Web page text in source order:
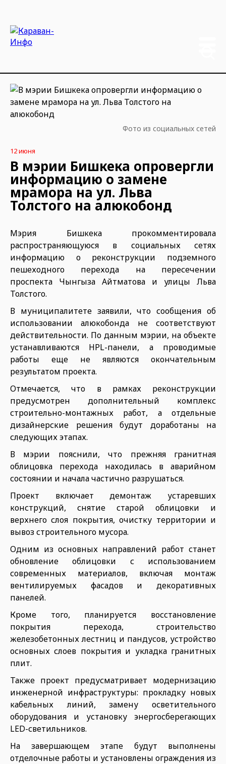
Фото из социальных сетей
12 июня
В мэрии Бишкека опровергли
информацию о замене
мрамора на ул. Льва
Толстого на алюкобонд
Мэрия Бишкека прокомментировала
распространяющуюся в социальных сетях
информацию о реконструкции подземного
пешеходного перехода на пересечении
проспекта Чынгыза Айтматова и улицы Льва
Толстого.
В муниципалитете заявили, что сообщения об
использовании алюкобонда не соответствуют
действительности. По данным мэрии, на объекте
устанавливаются HPL-панели, а проводимые
работы еще не являются окончательным
результатом проекта.
Отмечается, что в рамках реконструкции
предусмотрен дополнительный комплекс
строительно-монтажных работ, а отдельные
дизайнерские решения будут доработаны на
следующих этапах.
В мэрии пояснили, что прежняя гранитная
облицовка перехода находилась в аварийном
состоянии и начала частично разрушаться.
Проект включает демонтаж устаревших
конструкций, снятие старой облицовки и
верхнего слоя покрытия, очистку территории и
вывоз строительного мусора.
Одним из основных направлений работ станет
обновление облицовки с использованием
современных материалов, включая монтаж
вентилируемых фасадов и декоративных
панелей.
Кроме того, планируется восстановление
покрытия перехода, строительство
железобетонных лестниц и пандусов, устройство
основных слоев покрытия и укладка гранитных
плит.
Также проект предусматривает модернизацию
инженерной инфраструктуры: прокладку новых
кабельных линий, замену осветительного
оборудования и установку энергосберегающих
LED-светильников.
На завершающем этапе будут выполнены
отделочные работы и установлены ограждения из